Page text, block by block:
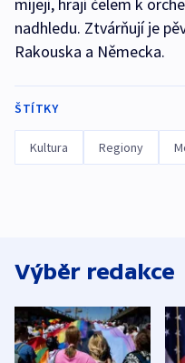
míjejí, hrají čelem k
nadhledu. Ztvárňují je
Rakouska a Německa.
ŠTÍTKY
Kultura Regiony
Výběr redakce